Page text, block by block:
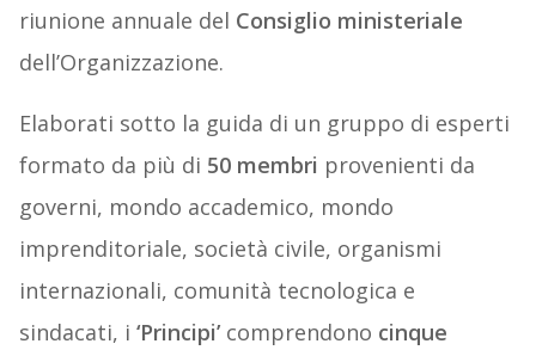
riunione annuale del Consiglio ministeriale
dell’Organizzazione.
Elaborati sotto la guida di un gruppo di esperti
formato da più di 50 membri provenienti da
governi, mondo accademico, mondo
imprenditoriale, società civile, organismi
internazionali, comunità tecnologica e
sindacati, i ‘Principi’comprendono cinque